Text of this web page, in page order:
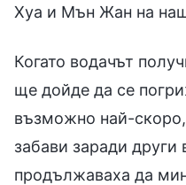
Хуа и Мън Жан на
Когато водачът
ще дойде да се
възможно най-
забави заради други
продължаваха да